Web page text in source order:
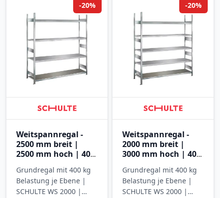
Weitspannregal -
2500 mm breit |
2500 mm hoch | 400
mit Stahlböden
Grundregal mit 400 kg
Belastung je Ebene |
SCHULTE WS 2000 |
-20%
Weitspannregal -
2000 mm breit |
3000 mm hoch | 400
mit Stahlböden
Grundregal mit 400 kg
Belastung je Ebene |
SCHULTE WS 2000 |
-20%